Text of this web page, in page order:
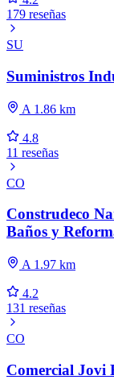
179 reseñas
SU
Suministros
A 1.86 km
4.8
11 reseñas
CO
Construdeco
Baños y
A 1.97 km
4.2
131 reseñas
CO
Comercial Jovi